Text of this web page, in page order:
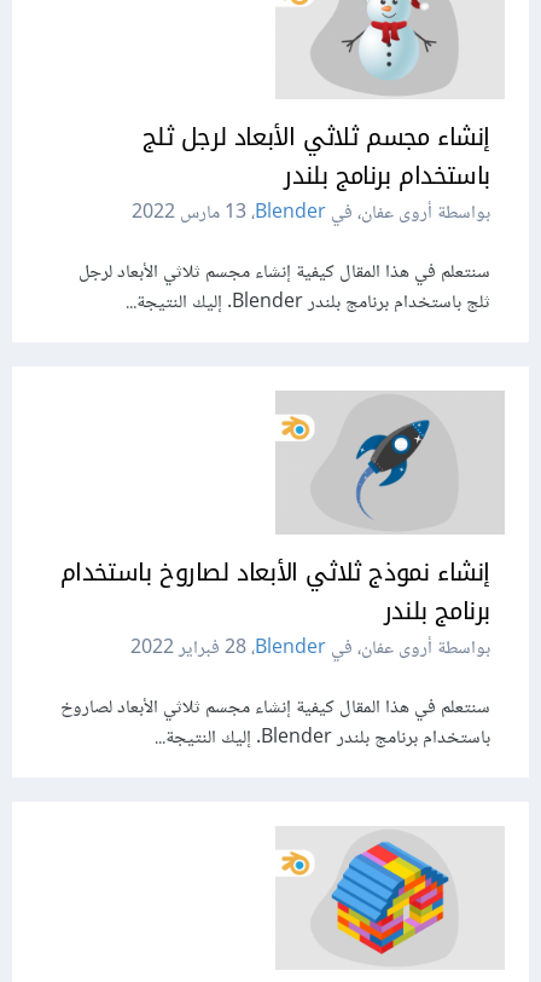
إنشاء مجسم ثلاثي الأبعاد لرجل ثلج
باستخدام برنامج بلندر
بواسطة أروى عفان، فيBlender،13 مارس 2022
سنتعلم في هذا المقال كيفية إنشاء مجسم ثلاثي الأبعاد لرجل
ثلج باستخدام برنامج بلندر Blender. إليك النتيجة...
إنشاء نموذج ثلاثي اﻷبعاد لصاروخ باستخدام
برنامج بلندر
بواسطة أروى عفان، فيBlender،28 فبراير 2022
سنتعلم في هذا المقال كيفية إنشاء مجسم ثلاثي الأبعاد لصاروخ
باستخدام برنامج بلندر Blender. إليك النتيجة...